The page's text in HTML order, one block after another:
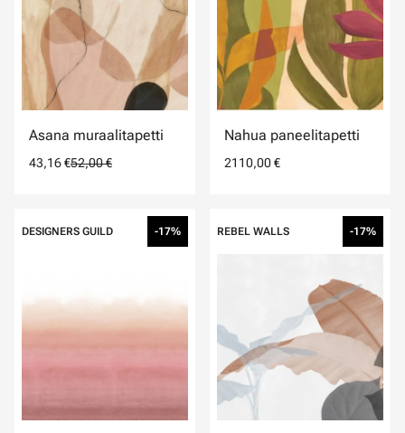
Asana muraalitapetti
43,16 €52,00 €
Nahua paneelitapetti
2110,00 €
DESIGNERS GUILD -17% REBEL WALLS -17%